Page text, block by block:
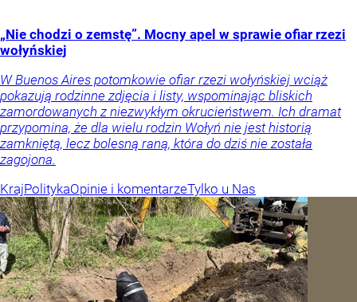
„Nie chodzi o zemstę”. Mocny apel w sprawie ofiar rzezi
wołyńskiej
W Buenos Aires potomkowie ofiar rzezi wołyńskiej wciąż
pokazują rodzinne zdjęcia i listy, wspominając bliskich
zamordowanych z niezwykłym okrucieństwem. Ich dramat
przypomina, że dla wielu rodzin Wołyń nie jest historią
zamkniętą, lecz bolesną raną, która do dziś nie została
zagojona.
KrajPolitykaOpinie i komentarzeTylko u Nas